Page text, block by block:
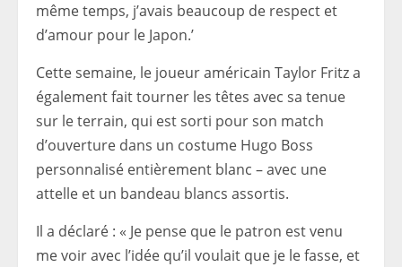
même temps, j’avais beaucoup de respect et
d’amour pour le Japon.’
Cette semaine, le joueur américain Taylor Fritz a
également fait tourner les têtes avec sa tenue
sur le terrain, qui est sorti pour son match
d’ouverture dans un costume Hugo Boss
personnalisé entièrement blanc – avec une
attelle et un bandeau blancs assortis.
Il a déclaré : « Je pense que le patron est venu
me voir avec l’idée qu’il voulait que je le fasse, et